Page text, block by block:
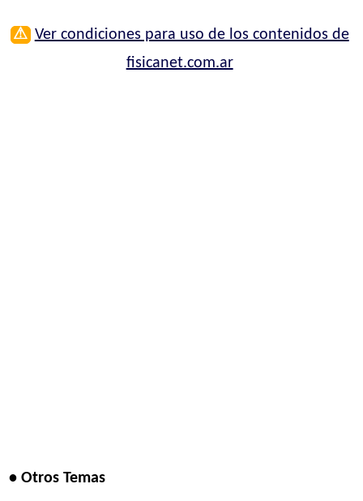
⚠ Ver condiciones para uso de los contenidos de
fisicanet.com.ar
• Otros Temas